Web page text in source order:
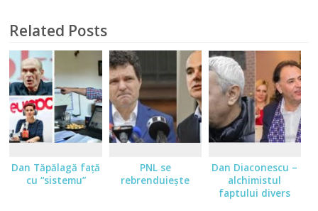
Related Posts
Dan Tăpălagă faţă
cu “sistemu”
PNL se
rebrenduieşte
Dan Diaconescu –
alchimistul
faptului divers